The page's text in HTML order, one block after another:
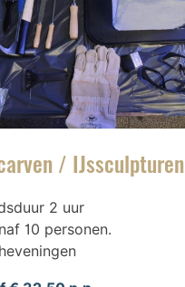
/ IJssculpturen
2 uur
10 personen.